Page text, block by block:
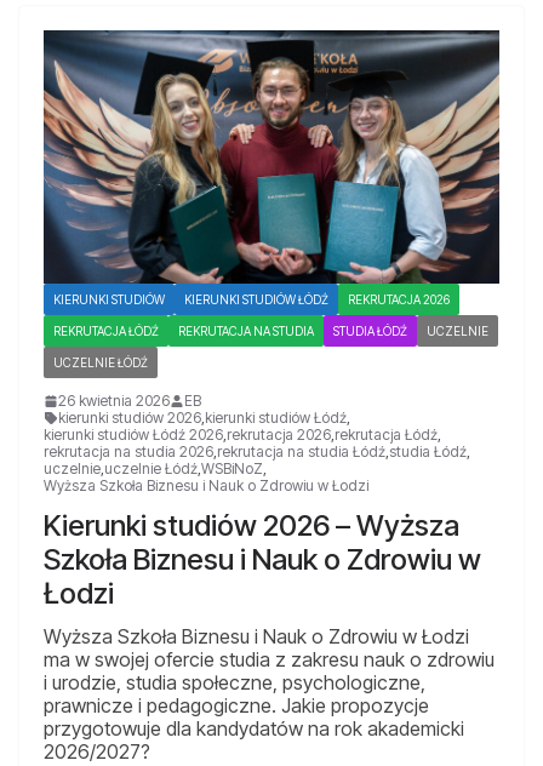
KIERUNKI STUDIÓW KIERUNKI STUDIÓW ŁÓDŹ REKRUTACJA 2026
REKRUTACJA ŁÓDŹ REKRUTACJA NA STUDIA STUDIA ŁÓDŹ UCZELNIE
UCZELNIE ŁÓDŹ
26 kwietnia 2026
EB
kierunki studiów 2026,kierunki studiów Łódź,
kierunki studiów Łódź 2026,rekrutacja 2026,rekrutacja Łódź,
rekrutacja na studia 2026,rekrutacja na studia Łódź,studia Łódź,
uczelnie,uczelnie Łódź,WSBiNoZ,
Wyższa Szkoła Biznesu i Nauk o Zdrowiu w Łodzi
Kierunki studiów 2026 – Wyższa
Szkoła Biznesu i Nauk o Zdrowiu w
Łodzi
Wyższa Szkoła Biznesu i Nauk o Zdrowiu w Łodzi
ma w swojej ofercie studia z zakresu nauk o zdrowiu
i urodzie, studia społeczne, psychologiczne,
prawnicze i pedagogiczne. Jakie propozycje
przygotowuje dla kandydatów na rok akademicki
2026/2027?